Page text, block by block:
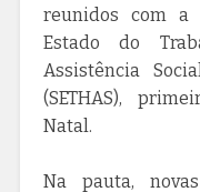
reunidos com a
Estado do
Assistência
(SETHAS),
Natal.
Na pauta,